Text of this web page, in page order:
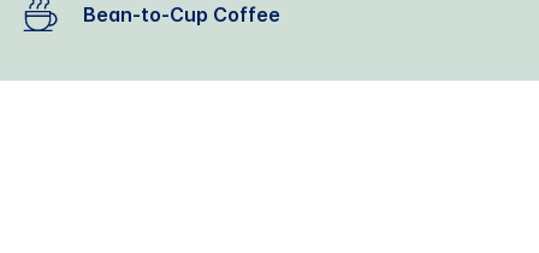
Bean-to-Cup Coffee